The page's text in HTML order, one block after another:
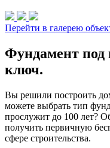
Перейти в галерею
Фундамент под
ключ.
Вы решили построить
можете выбрать тип
прослужит до 100 лет?
получить первичную
сфере строительства.